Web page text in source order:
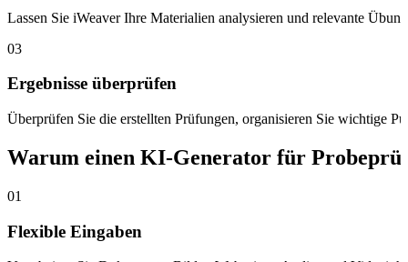
Lassen Sie iWeaver Ihre Materialien analysieren und relevante
03
Ergebnisse überprüfen
Überprüfen Sie die erstellten Prüfungen, organisieren Sie wichtige
Warum einen KI-Generator für
01
Flexible Eingaben